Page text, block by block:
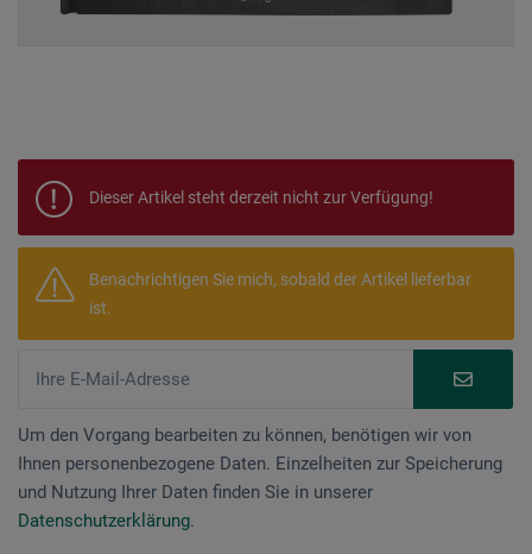
Dieser Artikel steht derzeit nicht zur Verfügung!
Benachrichtigen Sie mich, sobald der Artikel lieferbar
ist.
Um den Vorgang bearbeiten zu können, benötigen wir von
Ihnen personenbezogene Daten. Einzelheiten zur Speicherung
und Nutzung Ihrer Daten finden Sie in unserer
Datenschutzerklärung.